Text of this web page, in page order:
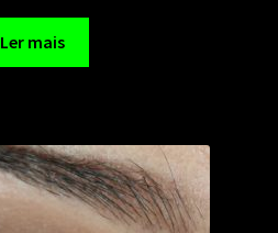
Ler mais